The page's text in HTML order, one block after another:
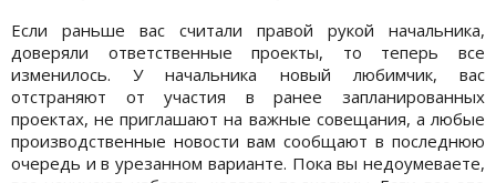
Если раньше вас считали правой рукой начальника,
доверяли ответственные проекты, то теперь все
изменилось. У начальника новый любимчик, вас
отстраняют от участия в ранее запланированных
проектах, не приглашают на важные совещания, а любые
производственные новости вам сообщают в последнюю
очередь и в урезанном варианте. Пока вы недоумеваете,